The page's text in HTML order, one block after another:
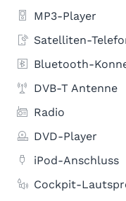
MP3-Player
Satelliten-
Bluetooth-
DVB-T Antenne
Radio
DVD-Player
iPod-Anschluss
Cockpit-